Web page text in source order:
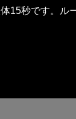
15秒です。ル